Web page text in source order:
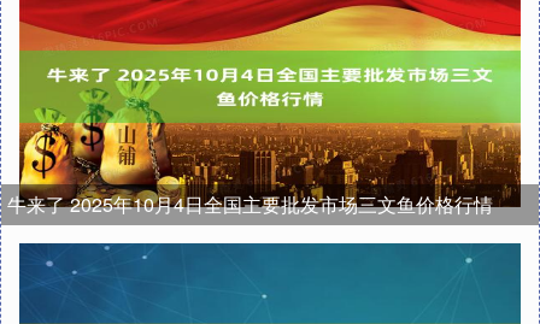
牛来了 2025年10月4日全国主要批发市场三文鱼价格行情